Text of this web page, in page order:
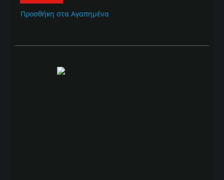
Προσθήκη στα Αγαπημένα